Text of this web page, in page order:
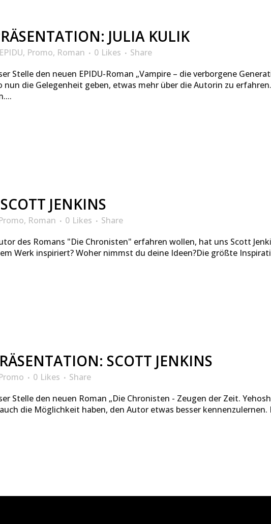
JULIA KULIK
EPIDU, Promo, Roman 0 Likes
Share
Stelle den neuen EPIDU-Roman „Vampire – die verborgene
nun die Gelegenheit geben, etwas mehr über die Autorin zu
JENKINS
, Roman 0 Likes
Share
des Romans "Die Chronisten" erfahren wollen, hat uns Scott
Werk inspiriert? Woher nimmst du deine Ideen?Die größte
SCOTT JENKINS
0 Likes
Share
Stelle den neuen Roman „Die Chronisten - Zeugen der Zeit.
die Möglichkeit haben, den Autor etwas besser kennenzulernen.